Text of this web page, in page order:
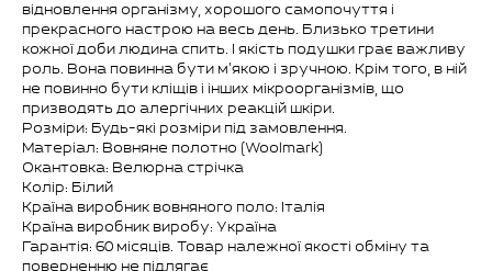
відновлення організму, хорошого самопочуття і
прекрасного настрою на весь день. Близько третини
кожної доби людина спить. І якість подушки грає важливу
роль. Вона повинна бути м'якою і зручною. Крім того, в ній
не повинно бути кліщів і інших мікроорганізмів, що
призводять до алергічних реакцій шкіри.
Розміри: Будь-які розміри під замовлення.
Матеріал: Вовняне полотно (Woolmark)
Окантовка: Велюрна стрічка
Колір: Білий
Країна виробник вовняного поло: Італія
Країна виробник виробу: Україна
Гарантія: 60 місяців. Товар належної якості обміну та
поверненню не підлягає